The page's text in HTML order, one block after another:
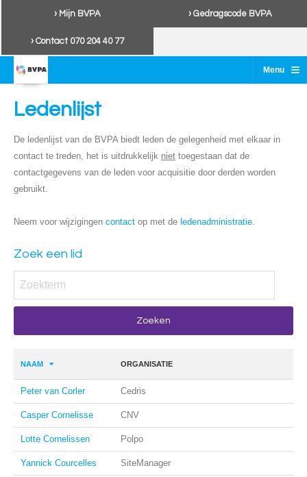
› Mijn BVPA › Gedragscode BVPA
› Contact 070 204 40 77
Menu ≡
Ledenlijst
De ledenlijst van de BVPA biedt leden de gelegenheid met elkaar in
contact te treden, het is uitdrukkelijk niet toegestaan dat de
contactgegevens van de leden voor acquisitie door derden worden
gebruikt.
Neem voor wijzigingen contact op met de ledenadministratie.
Zoek een lid
NAAM ORGANISATIE
Peter van Corler Cedris
Casper Cornelisse CNV
Lotte Cornelissen Polpo
Yannick Courcelles SiteManager